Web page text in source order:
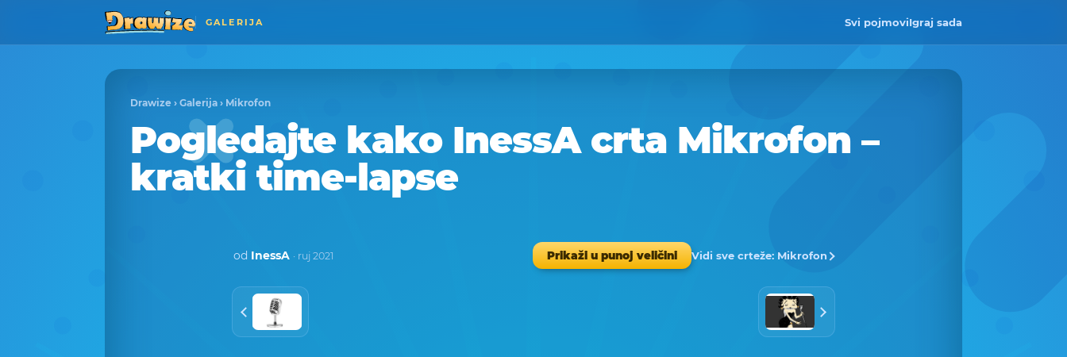
GALERIJA Svi pojmoviIgraj sada
Drawize › Galerija › Mikrofon
Pogledajte kako InessA crta Mikrofon –
kratki time-lapse
od InessA · ruj 2021 Prikaži u punoj veličini Vidi sve crteže: Mikrofon